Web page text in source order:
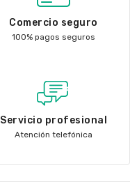
Comercio seguro
100% pagos seguros
Servicio profesional
Atención telefónica